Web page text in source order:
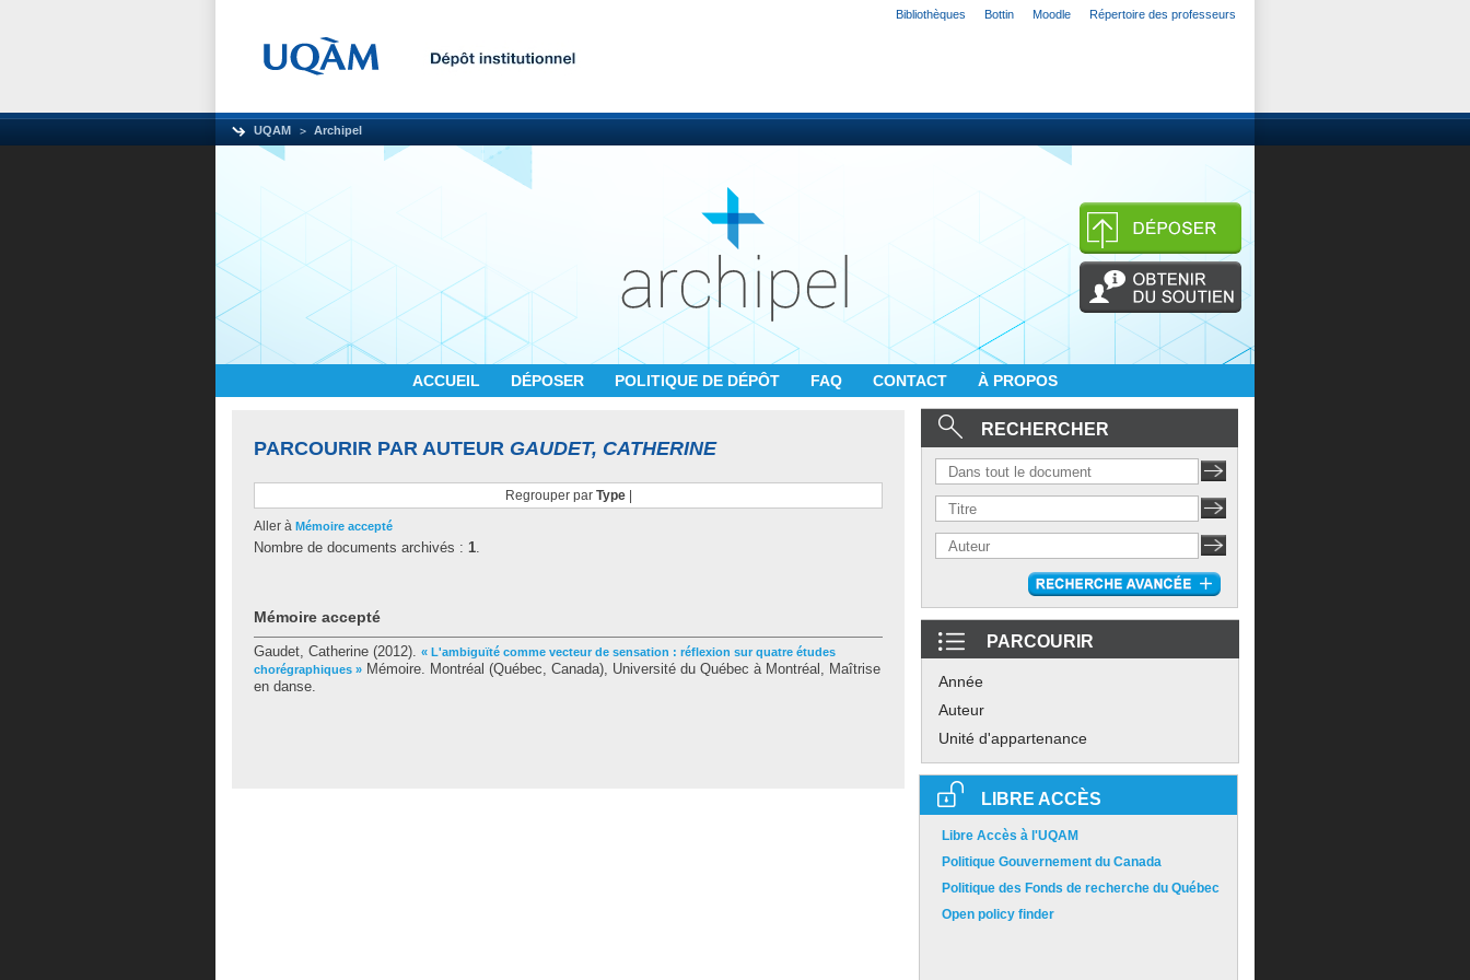
Bibliothèques Bottin Moodle Répertoire des professeurs
UQAM Archipel
ACCUEIL DÉPOSER POLITIQUE DE DÉPÔT FAQ CONTACT À PROPOS
PARCOURIR PAR AUTEUR GAUDET, CATHERINE
Regrouper par Type|
Aller à Mémoire accepté
Nombre de documents archivés : 1.
Mémoire accepté
Gaudet, Catherine (2012). « L'ambiguïté comme vecteur de sensation : réflexion sur quatre études
chorégraphiques » Mémoire. Montréal (Québec, Canada), Université du Québec à Montréal, Maîtrise
en danse.
RECHERCHER
PARCOURIR
Année
Auteur
Unité d'appartenance
LIBRE ACCÈS
Libre Accès à l'UQAM
Politique Gouvernement du Canada
Politique des Fonds de recherche du Québec
Open policy finder